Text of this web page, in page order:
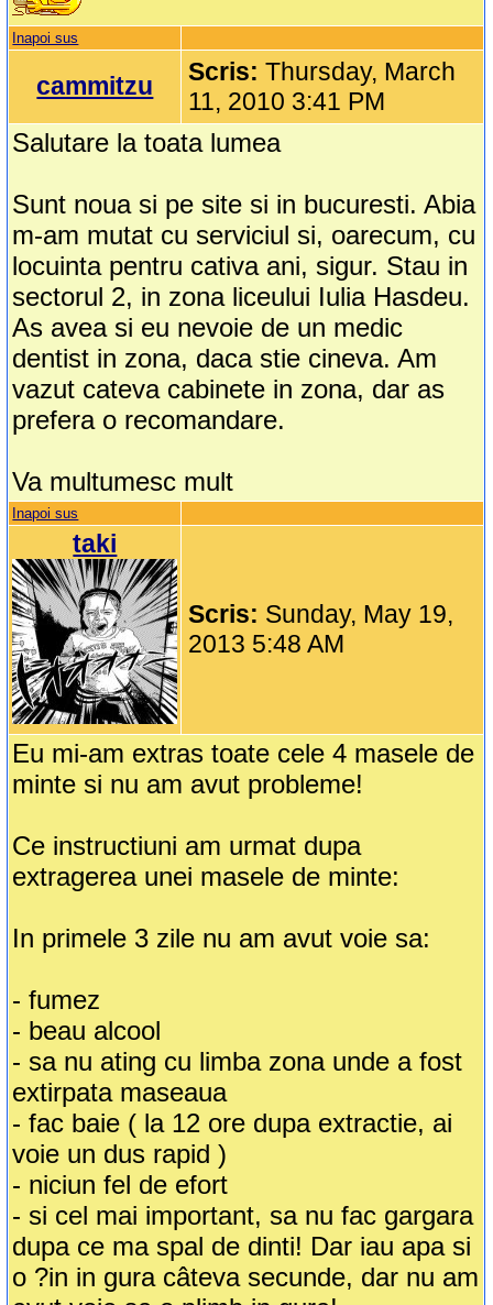
Inapoi sus
cammitzu Scris:Thursday, March
11, 2010 3:41 PM
Salutare la toata lumea
Sunt noua si pe site si in bucuresti. Abia
m-am mutat cu serviciul si, oarecum, cu
locuinta pentru cativa ani, sigur. Stau in
sectorul 2, in zona liceului Iulia Hasdeu.
As avea si eu nevoie de un medic
dentist in zona, daca stie cineva. Am
vazut cateva cabinete in zona, dar as
prefera o recomandare.
Va multumesc mult
Inapoi sus
taki
Scris: Sunday, May 19,
2013 5:48 AM
Eu mi-am extras toate cele 4 masele de
minte si nu am avut probleme!
Ce instructiuni am urmat dupa
extragerea unei masele de minte:
In primele 3 zile nu am avut voie sa:
- fumez
- beau alcool
- sa nu ating cu limba zona unde a fost
extirpata maseaua
- fac baie ( la 12 ore dupa extractie, ai
voie un dus rapid )
- niciun fel de efort
- si cel mai important, sa nu fac gargara
dupa ce ma spal de dinti! Dar iau apa si
o ?in in gura câteva secunde, dar nu am